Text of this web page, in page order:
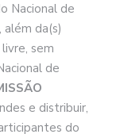
Nacional de
da(s)
sem
de
e distribuir,
do